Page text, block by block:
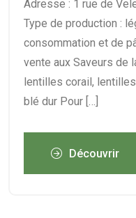
Adresse : 1 rue de
Type de production :
consommation et de
vente aux Saveurs de
lentilles corail,
blé dur Pour […]
Découvrir